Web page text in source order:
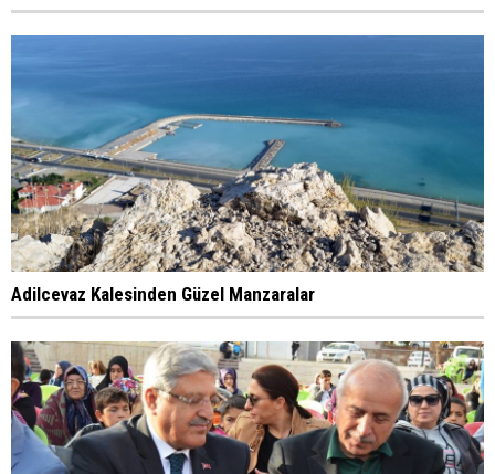
Adilcevaz Kalesinden Güzel Manzaralar